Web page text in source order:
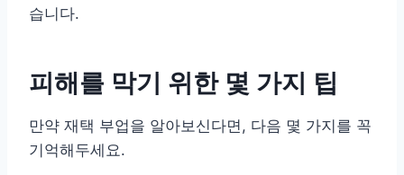
습니다.
피해를 막기 위한 몇 가지 팁
만약 재택 부업을 알아보신다면, 다음 몇 가지를 꼭
기억해두세요.